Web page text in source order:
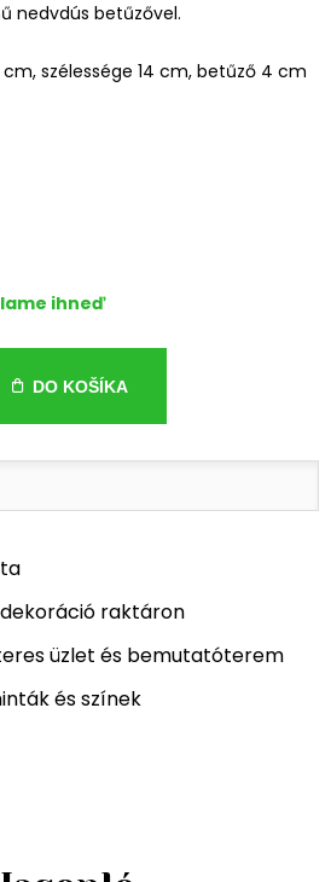
nedvdús betűzővel.
cm, szélessége 14 cm, betűző 4 cm
ihneď
DO KOŠÍKA
raktáron
üzlet és bemutatóterem
és színek